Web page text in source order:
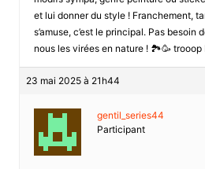
et lui donner du style ! Franchement,
s’amuse, c’est le principal. Pas besoin
nous les virées en nature ! 🏞️🥳 trooop
23 mai 2025 à 21h44
gentil_series44
Participant